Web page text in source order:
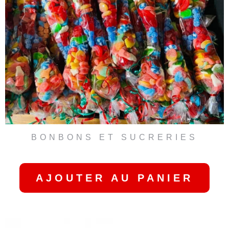
BONBONS ET SUCRERIES
AJOUTER AU PANIER